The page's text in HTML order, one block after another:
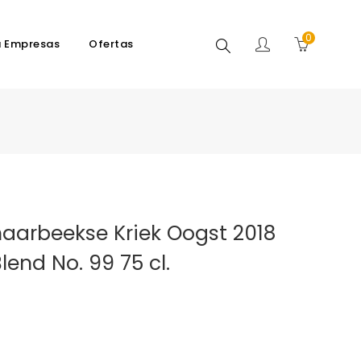
Empresas Ofertas Buscar 0
Kriek Oogst 2018
No. 99 75 cl.